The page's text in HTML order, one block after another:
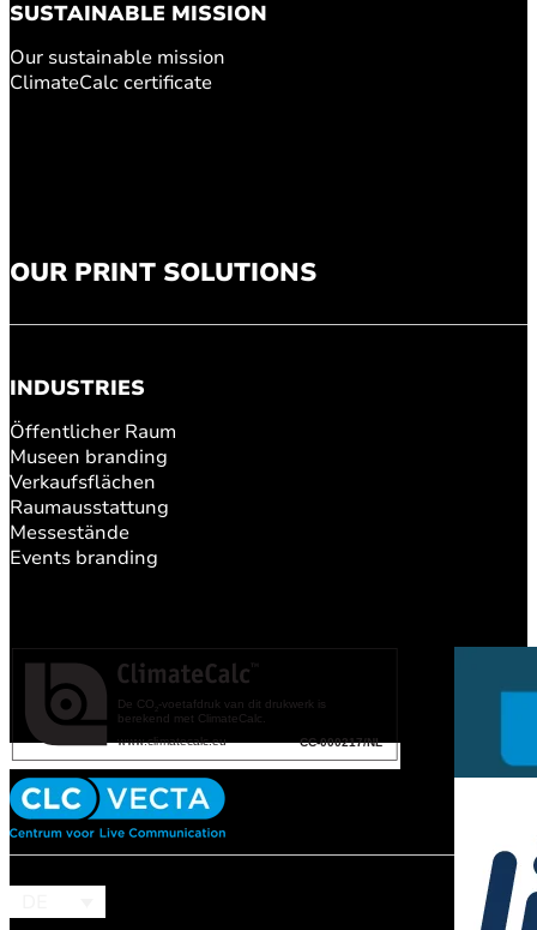
OUR PRINT SOLUTIONS
INDUSTRIES
Öffentlicher Raum
Museen branding
Verkaufsflächen
Raumausstattung
Messestände
Events branding
SUSTAINABLE MISSION
Our sustainable mission
ClimateCalc certificate